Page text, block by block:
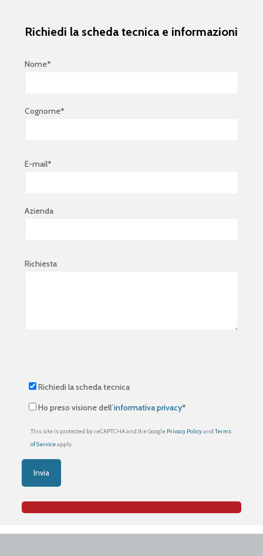
Richiedi la scheda tecnica e informazioni
Nome*
Cognome*
E-mail*
Azienda
Richiesta
Richiedi la scheda tecnica
Ho preso visione dell’informativa privacy*
This site is protected by reCAPTCHA and the Google Privacy Policyand Terms
of Serviceapply.